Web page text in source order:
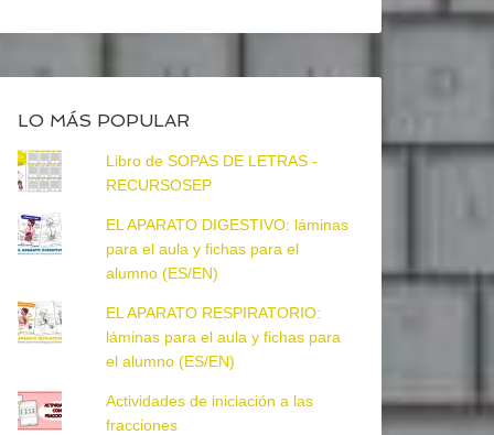
LO MÁS POPULAR
Libro de SOPAS DE LETRAS -
RECURSOSEP
EL APARATO DIGESTIVO: láminas
para el aula y fichas para el
alumno (ES/EN)
EL APARATO RESPIRATORIO:
láminas para el aula y fichas para
el alumno (ES/EN)
Actividades de iniciación a las
fracciones